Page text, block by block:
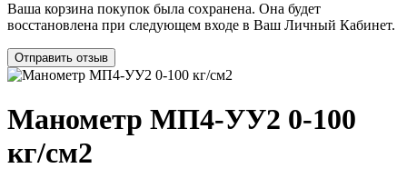
Ваша корзина покупок была сохранена. Она будет
восстановлена при следующем входе в Ваш Личный Кабинет.
Отправить отзыв
Манометр МП4-УУ2 0-100
кг/см2